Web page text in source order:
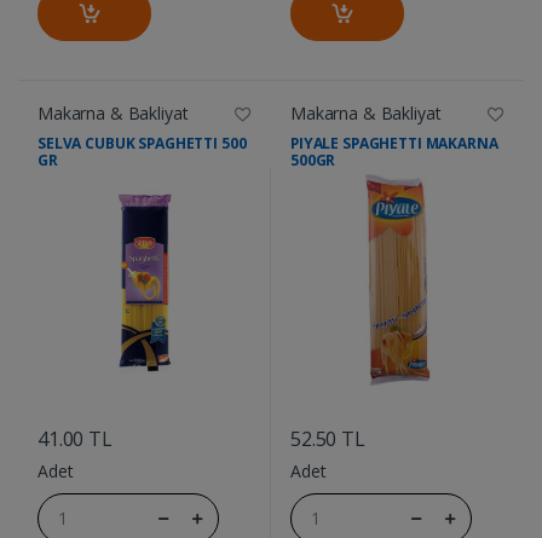
Makarna & Bakliyat
SELVA CUBUK SPAGHETTI 500
GR
41.00 TL
Adet
Makarna & Bakliyat
PIYALE SPAGHETTI MAKARNA
500GR
52.50 TL
Adet